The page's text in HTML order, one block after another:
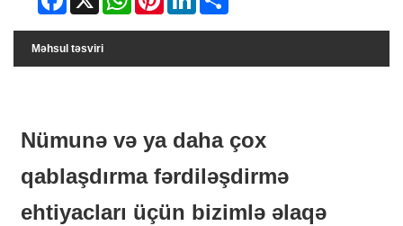
Məhsul təsviri
Nümunə və ya daha çox
qablaşdırma fərdiləşdirmə
ehtiyacları üçün bizimlə əlaqə